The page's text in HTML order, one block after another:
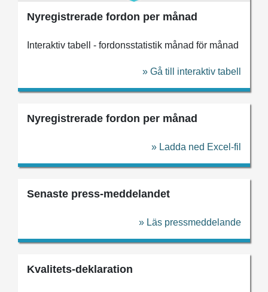
Nyregistrerade fordon per månad
Interaktiv tabell - fordonsstatistik månad för månad
» Gå till interaktiv tabell
Nyregistrerade fordon per månad
» Ladda ned Excel-fil
Senaste press-meddelandet
» Läs pressmeddelande
Kvalitets-deklaration